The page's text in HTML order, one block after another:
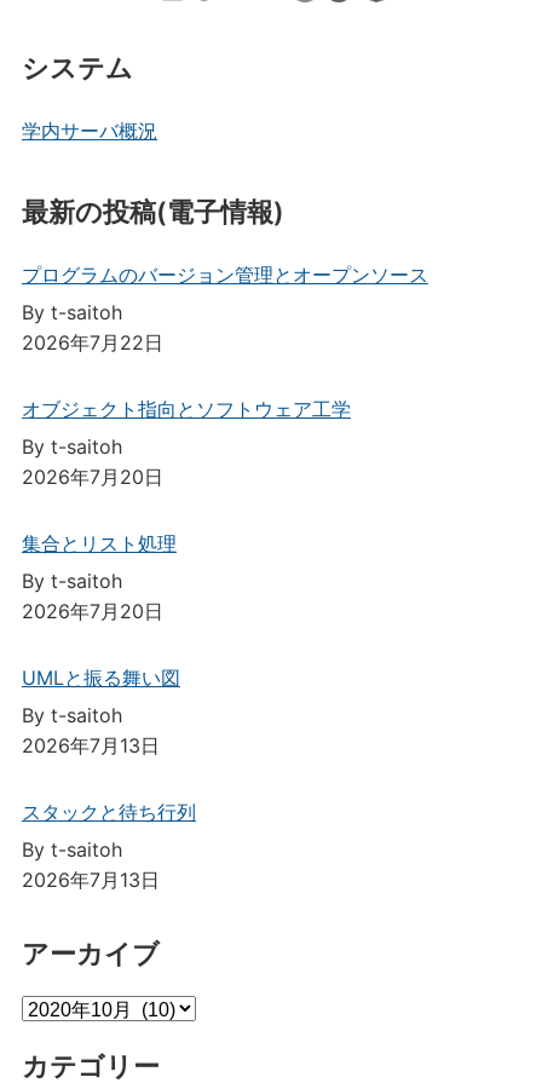
システム
学内サーバ概況
最新の投稿(電子情報)
プログラムのバージョン管理とオープンソース
By t-saitoh
2026年7月22日
オブジェクト指向とソフトウェア工学
By t-saitoh
2026年7月20日
集合とリスト処理
By t-saitoh
2026年7月20日
UMLと振る舞い図
By t-saitoh
2026年7月13日
スタックと待ち行列
By t-saitoh
2026年7月13日
アーカイブ
ア
カ
カテゴリー